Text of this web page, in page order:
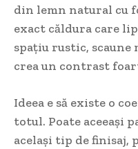
din lemn natural cu
exact căldura care
spațiu rustic,
crea un contrast
Ideea e să existe o
totul. Poate aceeași
același tip de finisaj,